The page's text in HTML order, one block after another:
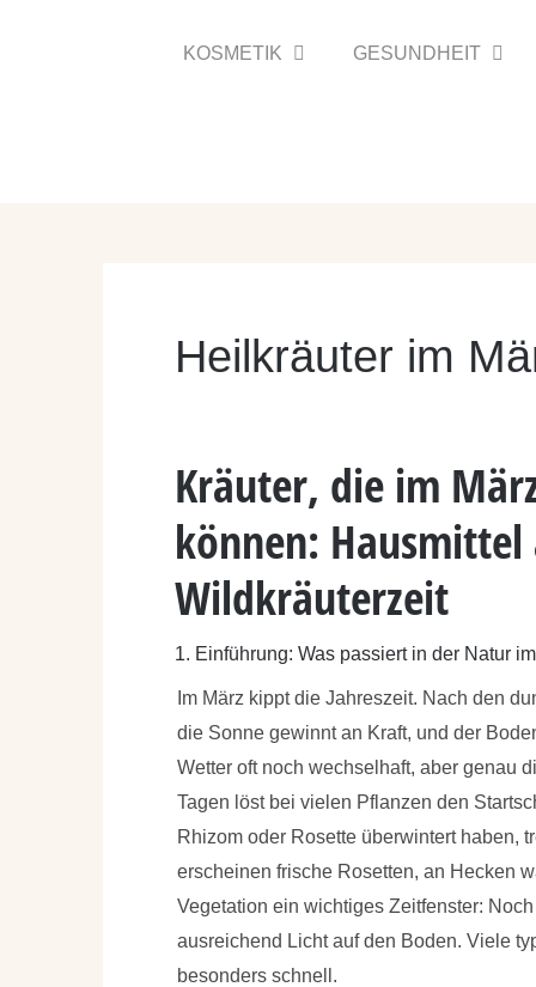
KOSMETIK GESUNDHEIT
Heilkräuter im
Kräuter, die im
können:
Wildkräuterzeit
1. Einführung: Was passiert in der Natur
Im März kippt die Jahreszeit. Nach den
die Sonne gewinnt an Kraft, und der
Wetter oft noch wechselhaft, aber genau
Tagen löst bei vielen Pflanzen den
Rhizom oder Rosette überwintert haben,
erscheinen frische Rosetten, an Hecken
Vegetation ein wichtiges Zeitfenster:
ausreichend Licht auf den Boden. Viele
besonders schnell.